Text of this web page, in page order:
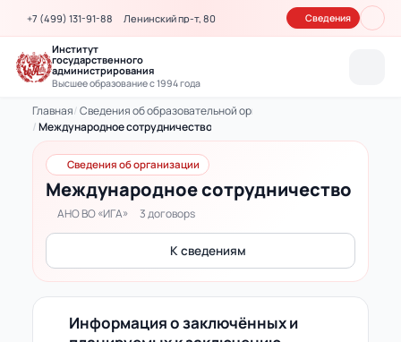
+7 (499) 131-91-88 Ленинский пр-т, 80 Сведения
Институт
государственного
администрирования
Высшее образование с 1994 года
Главная Сведения об образовательной организации
Международное сотрудничество
Сведения об организации
Международное сотрудничество
Международное сотрудничество ИГА: договоры с
АНО ВО «ИГА» 3 договорs
К сведениям
Информация о заключённых и